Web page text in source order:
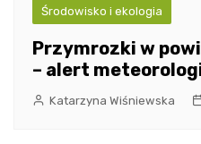
Środowisko i ekologia
Przymrozki w
– alert
Katarzyna Wiśniewska